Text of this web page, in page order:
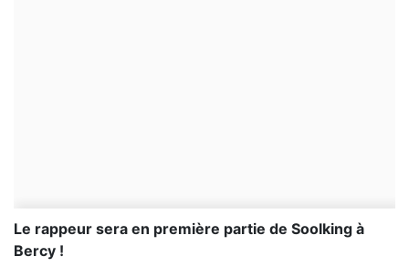
Le rappeur sera en première partie de Soolking à
Bercy !